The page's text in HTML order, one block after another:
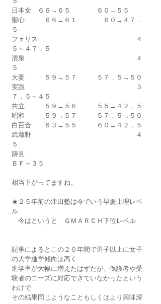
日本女　６６→６５　　　　６０→５５
聖心　　　６６→６１　　　　６０→４７．
５
フェリス　　　　　　　　　　　　　　　４
５～４７．５
清泉　　　　　　　　　　　　　　　　　４
５
大妻　　　５９→５７　　　５７．５→５０
実践　　　　　　　　　　　　　　　　　３
７．５～４５
共立　　　５９→５６　　　５５→４２．５
昭和　　　５９→５７　　　５７．５→５０
白百合　　６３→５５　　　６０→４２．５
武蔵野　　　　　　　　　　　　　　　　４
５
跡見
ＢＦ～３５
相当下がってますね。
★２５年前の津田塾は今でいう早慶上理レベ
ル
今はというと　ＧＭＡＲＣＨ下位レベル
記事によるとこの２０年間で男子以上に女子
の大学進学傾向は高く
進学率が大幅に増えたはずだが、保護者や受
験者のニーズに対応できていなかったという
わけで
その結果同じようなこともしくはより興味深